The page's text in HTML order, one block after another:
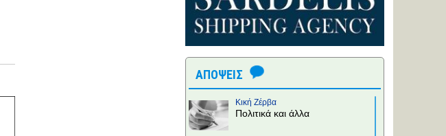
ΑΠΟΨΕΙΣ
Κική Ζέρβα
Πολιτικά και άλλα